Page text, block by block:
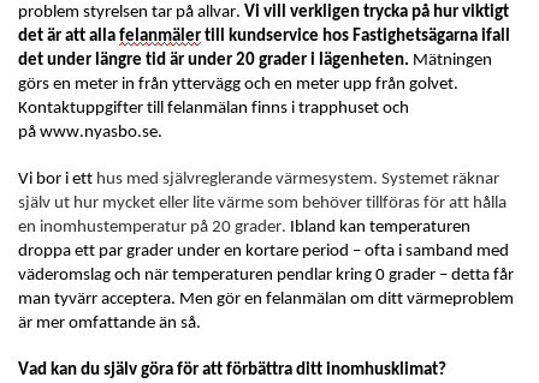
problem styrelsen tar på allvar. Vi vill verkligen trycka på hur viktigt
det är att alla felanmäler till kundservice hos Fastighetsägarna ifall
det under längre tid är under 20 grader i lägenheten. Mätningen
görs en meter in från yttervägg och en meter upp från golvet.
Kontaktuppgifter till felanmälan finns i trapphuset och
på www.nyasbo.se.
Vi bor i ett hus med självreglerande värmesystem. Systemet räknar
själv ut hur mycket eller lite värme som behöver tillföras för att hålla
en inomhustemperatur på 20 grader. Ibland kan temperaturen
droppa ett par grader under en kortare period – ofta i samband med
väderomslag och när temperaturen pendlar kring 0 grader – detta får
man tyvärr acceptera. Men gör en felanmälan om ditt värmeproblem
är mer omfattande än så.
Vad kan du själv göra för att förbättra ditt inomhusklimat?